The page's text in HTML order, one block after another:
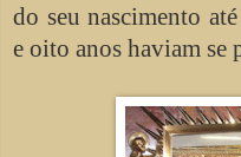
do seu nascimento
e oito anos haviam se